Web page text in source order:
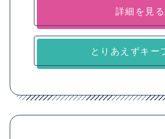
詳細を見る
とりあえずキー